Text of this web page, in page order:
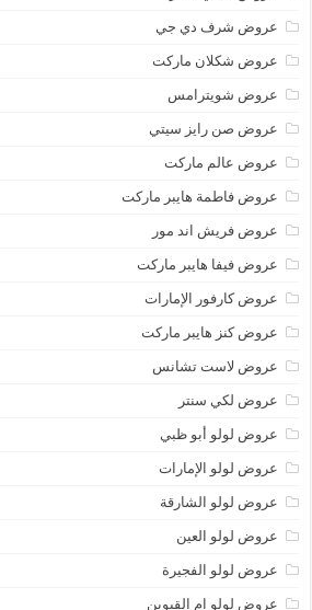
عروض شرف دي جي
عروض شكلان ماركت
عروض شويترامس
عروض صن رايز سيتي
عروض عالم ماركت
عروض فاطمة هايبر ماركت
عروض فريش اند مور
عروض فيفا هايبر ماركت
عروض كارفور الإمارات
عروض كنز هايبر ماركت
عروض لاست تشانس
عروض لكي سنتر
عروض لولو أبو ظبي
عروض لولو الإمارات
عروض لولو الشارقة
عروض لولو العين
عروض لولو الفجيرة
عروض لولو ام القيوين